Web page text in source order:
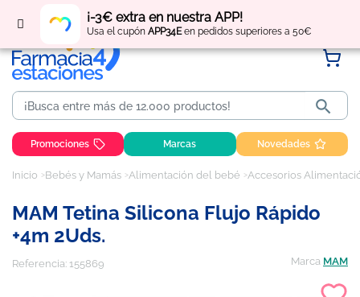
¡-3€ extra en nuestra APP!
Usa el cupón APP34Een pedidos superiores a 50€
Regístratey obtén puntos por tus compras

Promociones Marcas Novedades
Inicio Bebés y Mamás Alimentación del bebé Accesorios
MAM Tetina Silicona Flujo Rápido
+4m 2Uds.
Referencia: 155869 Marca MAM